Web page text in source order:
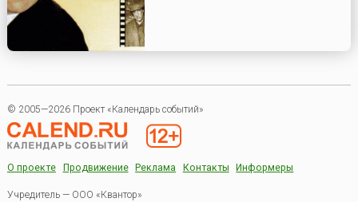
© 2005—2026 Проект «Календарь событий»
О проекте Продвижение Реклама Контакты Информеры
Учредитель — ООО «Квантор»